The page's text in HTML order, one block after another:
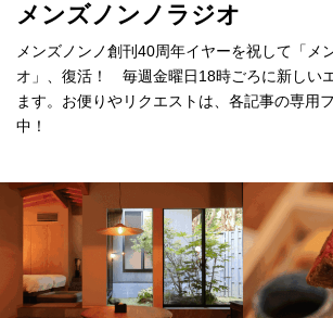
メンズノンノラジオ
メンズノンノ創刊40周年イヤーを祝して「メ
オ」、復活！ 毎週金曜日18時ごろに新しい
ます。お便りやリクエストは、各記事の専用
中！